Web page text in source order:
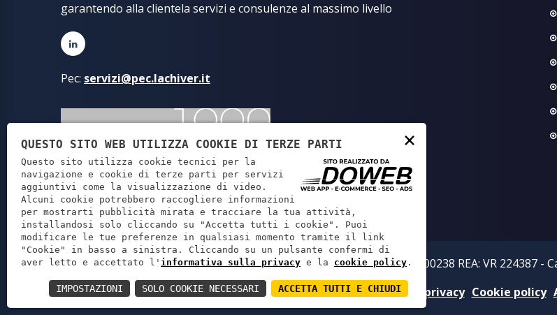
garantendo alla clientela servizi e consulenze al massimo livello
Pec: servizi@pec.lachiver.it
Lachiver Servizi S.r.l. - P.IVA: 02219800238 REA: VR 224387 -
Informativa sulla privacy Cookie policy
×
QUESTO SITO WEB UTILIZZA COOKIE DI TERZE PARTI
Questo sito utilizza cookie tecnici per la
navigazione e cookie di terze parti per servizi
aggiuntivi come la visualizzazione di video.
Alcuni cookie potrebbero raccogliere informazioni
per mostrarti pubblicità mirata e tracciare la tua attività,
installandosi solo cliccando su "Accetta tutti i cookie". Puoi
modificare le tue preferenze in qualsiasi momento tramite il link
"Cookie" in basso a sinistra. Cliccando su un pulsante confermi di
aver letto e accettato l' informativa sulla privacy e la cookie policy .
ACCETTA TUTTI E CHIUDI
SOLO COOKIE NECESSARI
IMPOSTAZIONI